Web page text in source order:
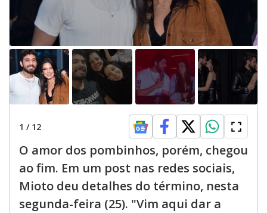
1 / 12
O amor dos pombinhos, porém, chegou
ao fim. Em um post nas redes sociais,
Mioto deu detalhes do término, nesta
segunda-feira (25). "Vim aqui dar a